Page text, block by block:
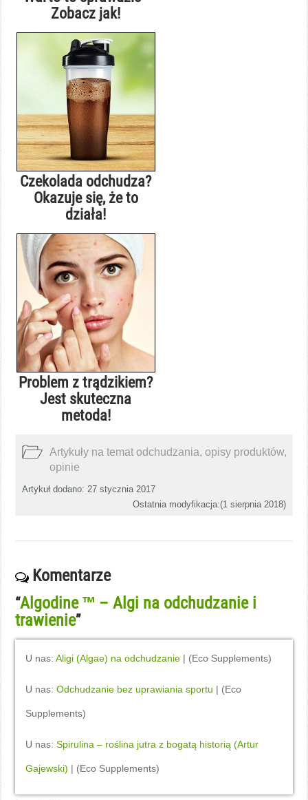
Zobacz jak!
Czekolada odchudza?
Okazuje się, że to
działa!
Problem z trądzikiem?
Jest skuteczna
metoda!
Artykuły na temat odchudzania, opisy produktów,
opinie
Artykuł dodano: 27 stycznia 2017
Ostatnia modyfikacja:(1 sierpnia 2018)
Komentarze
“Algodine ™ – Algi na odchudzanie i
trawienie”
U nas:Aligi (Algae) na odchudzanie | (Eco Supplements)
U nas:Odchudzanie bez uprawiania sportu | (Eco
Supplements)
U nas:Spirulina – roślina jutra z bogatą historią (Artur
Gajewski) | (Eco Supplements)